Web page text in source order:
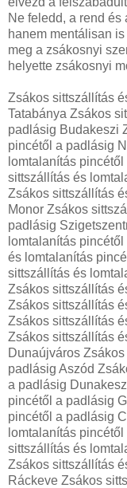
Ne feledd, a rend és
hanem mentálisan
meg a zsákosnyi
helyette zsákosnyi
Zsákos sittszállítás
Tatabánya Zsákos
padlásig Budakeszi
pincétől a padlásig
lomtalanítás
sittszállítás és
Zsákos sittszállítás
Monor Zsákos
padlásig
lomtalanítás
és lomtalanítás
sittszállítás és
Zsákos sittszállítás
Zsákos sittszállítás
Zsákos sittszállítás
Zsákos sittszállítás
Dunaújváros
padlásig Aszód
a padlásig
pincétől a padlásig
pincétől a padlásig
lomtalanítás
sittszállítás és
Zsákos sittszállítás
Ráckeve Zsákos